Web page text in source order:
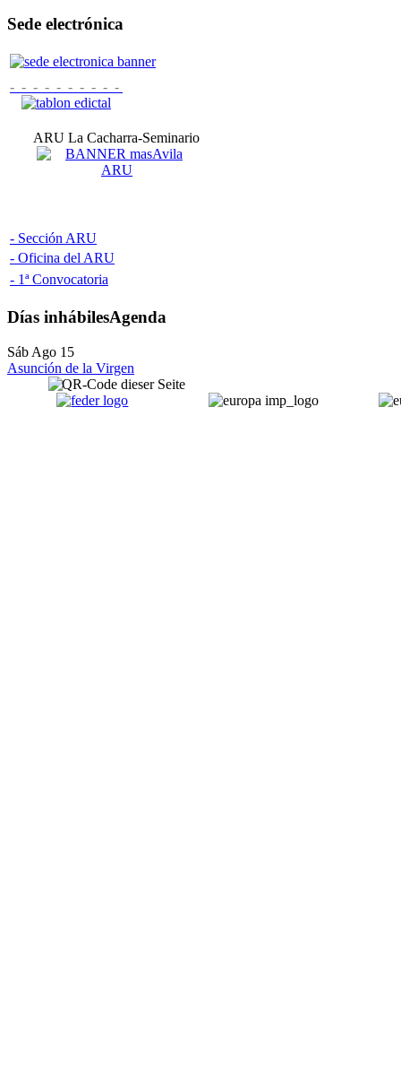
Sede electrónica
- - - - - - - - - -
ARU La Cacharra-Seminario
- Sección ARU
- Oficina del ARU
- 1ª Convocatoria
Días inhábilesAgenda
Sáb Ago 15
Asunción de la Virgen